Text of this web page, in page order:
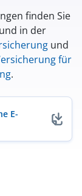
finden Sie
in der
und
für
.
E-